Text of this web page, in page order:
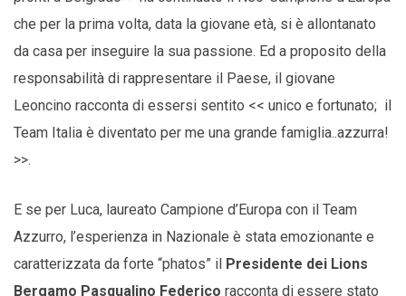
che per la prima volta, data la giovane età, si è allontanato
da casa per inseguire la sua passione. Ed a proposito della
responsabilità di rappresentare il Paese, il giovane
Leoncino racconta di essersi sentito << unico e fortunato; il
Team Italia è diventato per me una grande famiglia..azzurra!
>>.
E se per Luca, laureato Campione d’Europa con il Team
Azzurro, l’esperienza in Nazionale è stata emozionante e
caratterizzata da forte “phatos” il Presidente dei Lions
Bergamo Pasqualino Federico racconta di essere stato